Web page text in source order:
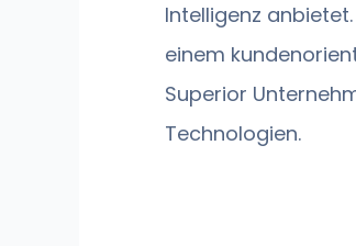
Intelligenz
einem
Superior
Technologien.